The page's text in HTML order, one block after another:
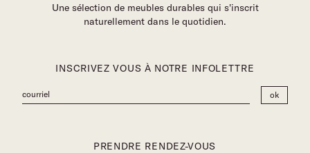
Une sélection de meubles durables qui s'inscrit
naturellement dans le quotidien.
INSCRIVEZ VOUS À NOTRE INFOLETTRE
PRENDRE RENDEZ-VOUS